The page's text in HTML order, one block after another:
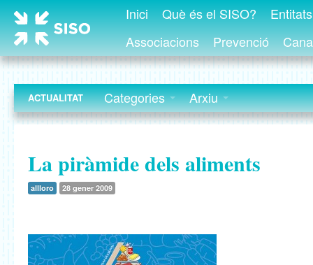
Inici Què és el SISO?
Associacions
Prevenció
ACTUALITAT Categories Arxiu
La piràmide dels aliments
allloro 28 gener 2009